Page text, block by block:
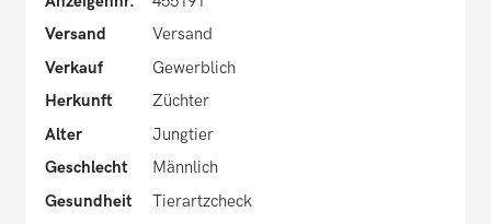
Versand
Versand
Verkauf
Gewerblich
Herkunft
Züchter
Alter
Jungtier
Geschlecht
Männlich
Gesundheit
Tierartzcheck